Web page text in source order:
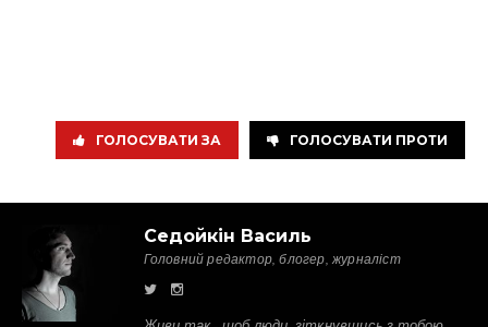
ГОЛОСУВАТИ ЗА ГОЛОСУВАТИ ПРОТИ
Седойкін Василь
Головний редактор, блогер, журналіст